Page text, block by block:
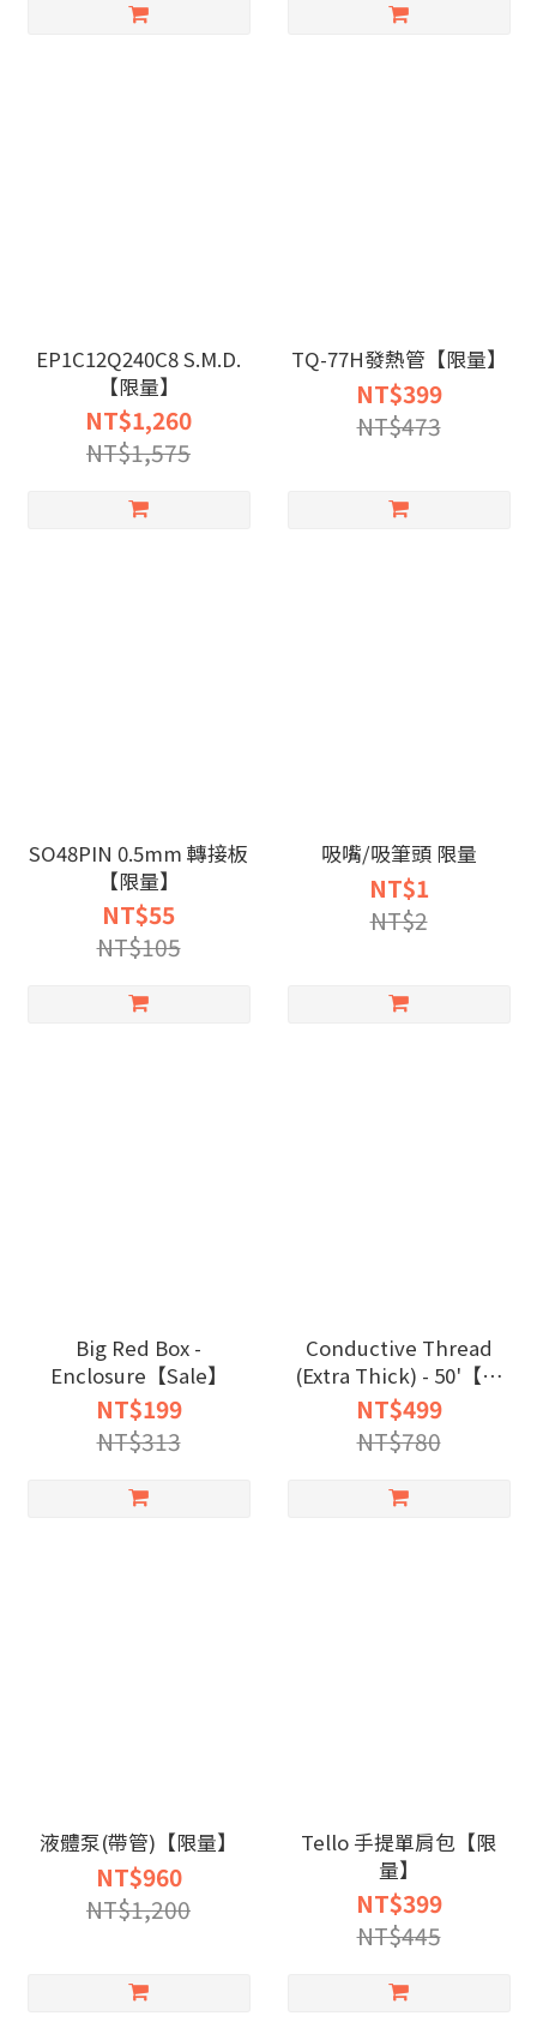
EP1C12Q240C8 S.M.D.
【限量】
NT$1,260
NT$1,575
TQ-77H發熱管【限量】
NT$399
NT$473
SO48PIN 0.5mm 轉接板
【限量】
NT$55
NT$105
吸嘴/吸筆頭 限量
NT$1
NT$2
Big Red Box -
Enclosure【Sale】
NT$199
NT$313
Conductive Thread
(Extra Thick) - 50'【限
量】
NT$499
NT$780
液體泵(帶管)【限量】
NT$960
NT$1,200
Tello 手提單肩包【限
量】
NT$399
NT$445